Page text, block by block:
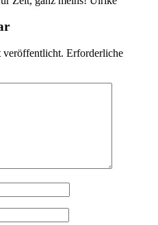
Erforderliche